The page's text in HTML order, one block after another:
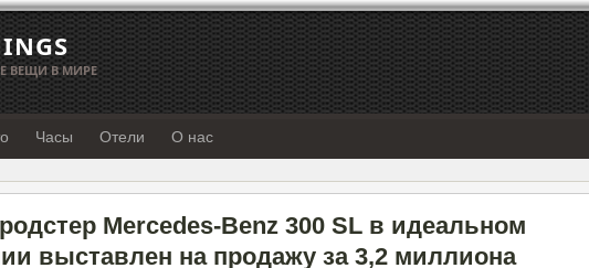
ВЕЩИ В МИРЕ
Часы Отели О нас
Mercedes-Benz 300 SL в идеальном
выставлен на продажу за 3,2 миллиона